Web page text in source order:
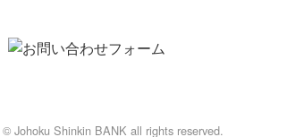
Johoku Shinkin BANK all rights reserved.